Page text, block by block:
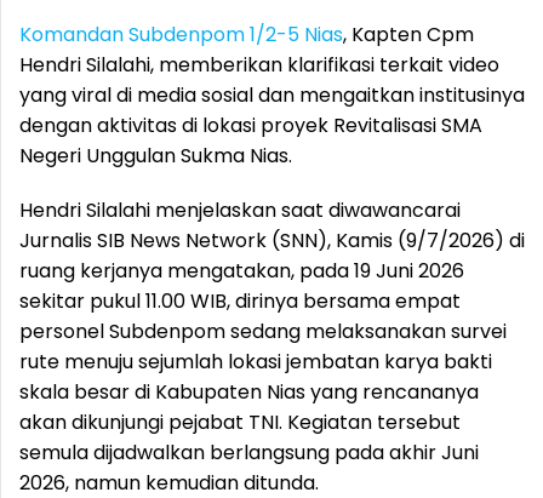
Komandan Subdenpom 1/2-5 Nias, Kapten Cpm
Hendri Silalahi, memberikan klarifikasi terkait video
yang viral di media sosial dan mengaitkan institusinya
dengan aktivitas di lokasi proyek Revitalisasi SMA
Negeri Unggulan Sukma Nias.
Hendri Silalahi menjelaskan saat diwawancarai
Jurnalis SIB News Network (SNN), Kamis (9/7/2026) di
ruang kerjanya mengatakan, pada 19 Juni 2026
sekitar pukul 11.00 WIB, dirinya bersama empat
personel Subdenpom sedang melaksanakan survei
rute menuju sejumlah lokasi jembatan karya bakti
skala besar di Kabupaten Nias yang rencananya
akan dikunjungi pejabat TNI. Kegiatan tersebut
semula dijadwalkan berlangsung pada akhir Juni
2026, namun kemudian ditunda.